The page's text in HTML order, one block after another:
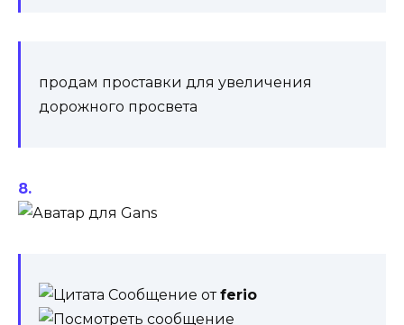
продам проставки для увеличения
дорожного просвета
Сообщение отferio